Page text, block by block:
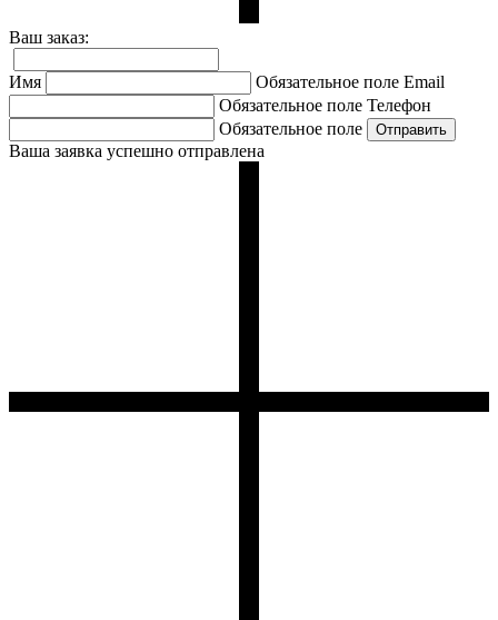
Ваш заказ:
Имя Обязательное поле Email
Обязательное поле Телефон
Обязательное поле
Ваша заявка успешно отправлена